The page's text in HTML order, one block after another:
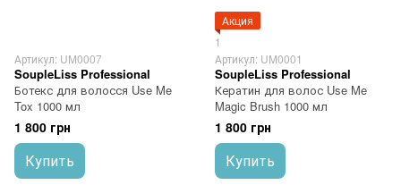
Артикул: UM0007
SoupleLiss Professional
Ботекс для волосся Use Me
Tox 1000 мл
1 800 грн
Купить
Акция
1
Артикул: UM0001
SoupleLiss Professional
Кератин для волос Use Me
Magic Brush 1000 мл
1 800 грн
Купить